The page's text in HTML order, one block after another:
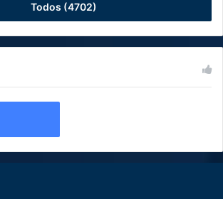
Todos (4702)